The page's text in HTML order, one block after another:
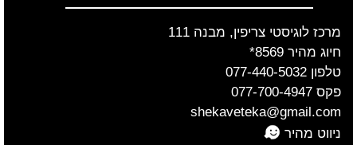
מרכז לוגיסטי צריפין, מבנה 111
חיוג מהיר 8569*
טלפון 077-440-5032
פקס 077-700-4947
shekaveteka@gmail.com
ניווט מהיר